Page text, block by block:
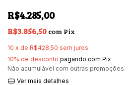
R$4.285,00
R$3.856,50 com Pix
10 x de R$428,50 sem juros
10% de desconto pagando com Pix
Não acumulável com outras promoções
Ver mais detalhes